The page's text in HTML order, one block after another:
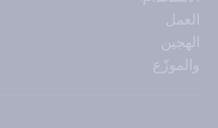
العمل
الهجين
والموزّع